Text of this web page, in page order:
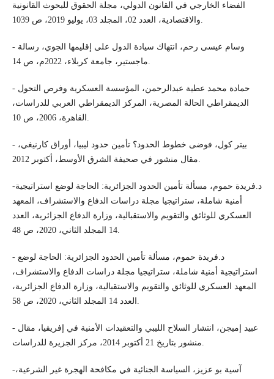
الفضاء الخارجي في القانون الدولي، مجلة الحقوق للبحوث القانونية
والاقتصادية، العدد 02، المجلد 03، يوليو 2019، ص 1039.
- وسام عيسى رحم، انتهاك سيادة الدول على إقليمها الجوي، رسالة
ماجستير، جامعة كربلاء، 2022م، ص 14.
- حمادة محمد عطية عبدالرحمن، المؤسسة العسكرية وفرص التحول
الديمقراطي الحالة المصرية، المركز الديمقراطي العربي للدراسات،
القاهرة، 2006، ص 10.
- بيتر كول، فوضى خطوط الحدود؟ تأمين حدود ليبيا، أوراق كارنيغي،
مقال منشور في صحيفة الشرق الأوسط، أكتوبر 2012.
-د.فريدة حموم، مسألة تأمين الحدود الجزائرية: الحاجة لوضع استراتيجية
أمنية شاملة، ستراتيجيا مجلة دراسات الدفاع والاستشراف، المعهد
العسكري للوثائق والتقويم والاستقبالية، وزارة الدفاع الجزائرية، العدد
14 المجلد الثاني، 2020، ص 48.
- د.فريدة حموم، مسألة تأمين الحدود الجزائرية: الحاجة لوضع
استراتيجية أمنية شاملة، ستراتيجيا مجلة دراسات الدفاع والاستشراف،
المعهد العسكري للوثائق والتقويم والاستقبالية، وزارة الدفاع الجزائرية،
العدد 14 المجلد الثاني، 2020، ص 58.
- عبيد إميجن، انتشار السلاح الليبي والتعقيدات الأمنية في إفريقيا، مقال
منشور بتاريخ 21 أكتوبر 2014، مركز الجزيرة للدراسات.
-آسية بو عزيز، السياسة الجنائية في مكافحة الهجرة غير الشرعية،